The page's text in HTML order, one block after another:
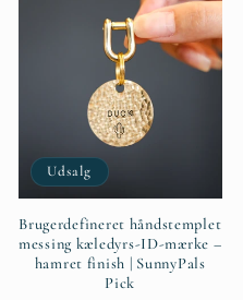
Udsalg
Brugerdefineret håndstemplet
messing kæledyrs-ID-mærke –
hamret finish | SunnyPals
Pick